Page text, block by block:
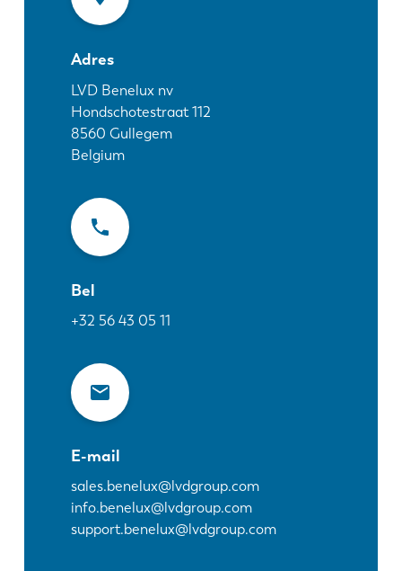
Adres
LVD Benelux nv
Hondschotestraat 112
8560 Gullegem
Belgium
Bel
+32 56 43 05 11
E-mail
sales.benelux@lvdgroup.com
info.benelux@lvdgroup.com
support.benelux@lvdgroup.com
Ontdek LVD
Klantenverhalen
Kenniscentrum
Sectoren en oplossingen
Contacteer ons